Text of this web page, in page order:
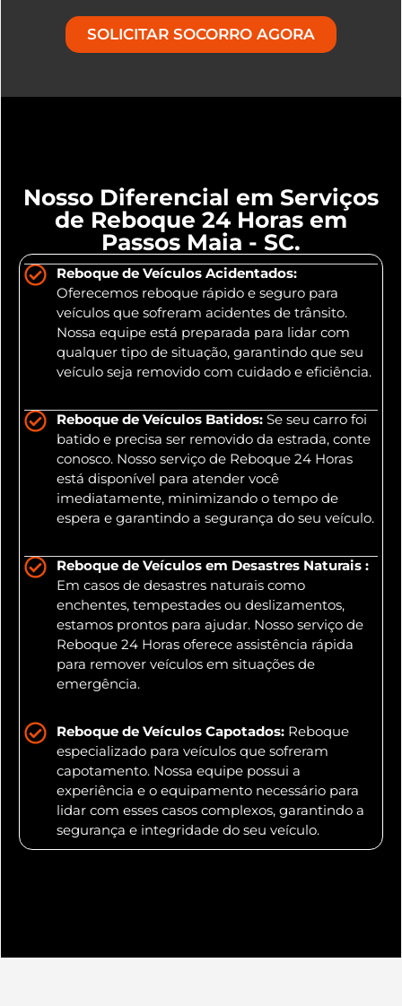
SOLICITAR SOCORRO AGORA
Nosso Diferencial em Serviços
de Reboque 24 Horas em
Passos Maia - SC.
Reboque de Veículos Acidentados:
Oferecemos reboque rápido e seguro para
veículos que sofreram acidentes de trânsito.
Nossa equipe está preparada para lidar com
qualquer tipo de situação, garantindo que seu
veículo seja removido com cuidado e eficiência.
Reboque de Veículos Batidos: Se seu carro foi
batido e precisa ser removido da estrada, conte
conosco. Nosso serviço de Reboque 24 Horas
está disponível para atender você
imediatamente, minimizando o tempo de
espera e garantindo a segurança do seu veículo.
Reboque de Veículos em Desastres Naturais :
Em casos de desastres naturais como
enchentes, tempestades ou deslizamentos,
estamos prontos para ajudar. Nosso serviço de
Reboque 24 Horas oferece assistência rápida
para remover veículos em situações de
emergência.
Reboque de Veículos Capotados: Reboque
especializado para veículos que sofreram
capotamento. Nossa equipe possui a
experiência e o equipamento necessário para
lidar com esses casos complexos, garantindo a
segurança e integridade do seu veículo.